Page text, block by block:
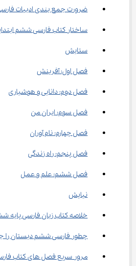
ضرورت جمع بندی ادبیات
ساختار کتاب فارسی ششم
ستایش
فصل اول: آفرینش
فصل دوم: دانایی و هوشیاری
فصل سوم: ایران من
فصل چهارم: نام آوران
فصل پنجم: راه زندگی
فصل ششم: علم و عمل
نیایش
خلاصه کتاب زبان فارسی پایه
چطور فارسی ششم دبستان را
مرور سریع فصل های کتاب